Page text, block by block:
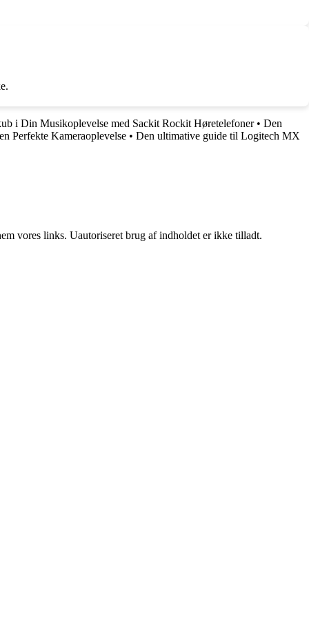
i Din Musikoplevelse med Sackit Rockit Høretelefoner• Den
Perfekte Kameraoplevelse • Den ultimative guide til Logitech MX
vores links. Uautoriseret brug af indholdet er ikke tilladt.